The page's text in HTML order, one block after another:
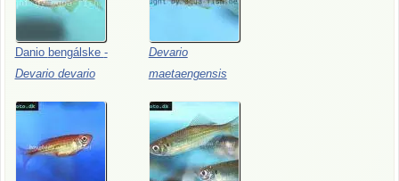
Danio bengálske -
Devario devario
Devario
maetaengensis